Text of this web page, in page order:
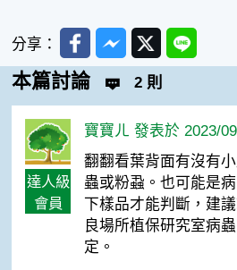
分享： FacebookMessenger
TwitterLine
本篇討論 2 則
達人級
會員
寶寶ㄦ 發表於 2023/
翻翻看葉背面有沒有
蟲或粉蝨。也可能是
下樣品才能判斷，建
良場所植保研究室病
定。